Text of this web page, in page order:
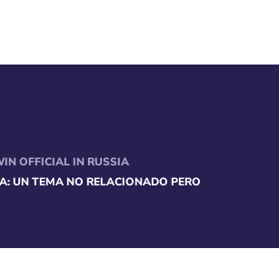
OFFICIAL IN RUSSIA
UN TEMA NO RELACIONADO PERO